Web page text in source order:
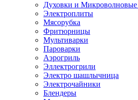
Духовки и Микроволновые
Электроплиты
Мясорубка
Фритюрницы
Мультиварки
Пароварки
Аэрогриль
Эллектрогрили
Электро шашлычница
Электрочайники
Блендеры